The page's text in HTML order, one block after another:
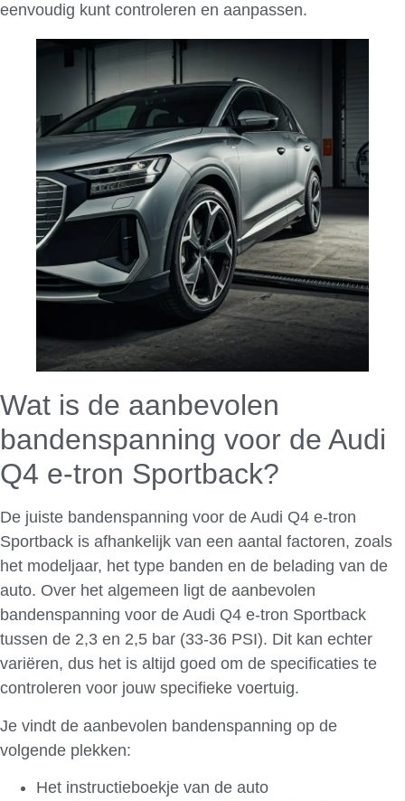
eenvoudig kunt controleren en aanpassen.
Wat is de aanbevolen
bandenspanning voor de Audi
Q4 e-tron Sportback?
De juiste bandenspanning voor de Audi Q4 e-tron
Sportback is afhankelijk van een aantal factoren, zoals
het modeljaar, het type banden en de belading van de
auto. Over het algemeen ligt de aanbevolen
bandenspanning voor de Audi Q4 e-tron Sportback
tussen de 2,3 en 2,5 bar (33-36 PSI). Dit kan echter
variëren, dus het is altijd goed om de specificaties te
controleren voor jouw specifieke voertuig.
Je vindt de aanbevolen bandenspanning op de
volgende plekken:
Het instructieboekje van de auto